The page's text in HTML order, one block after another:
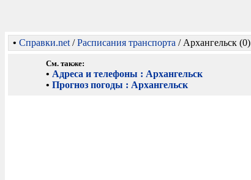
• Справки.net /Расписания транспорта / Архангельск (0)
См. также:
• Адреса и телефоны : Архангельск
• Прогноз погоды : Архангельск